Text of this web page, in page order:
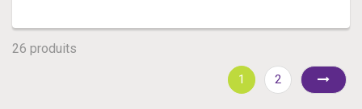
26 produits
1 2